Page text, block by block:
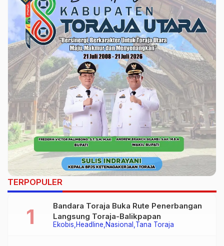
TERPOPULER
Ekobis Headline Nasional Tana Toraja
Bandara Toraja Buka Rute Penerbangan
Langsung Toraja-Balikpapan